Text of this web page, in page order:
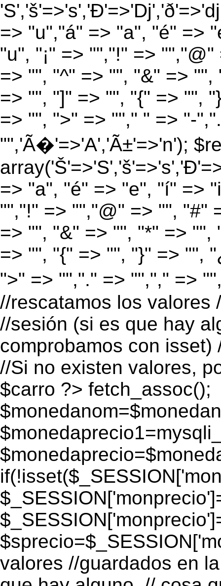
=> "u","á" => "a", "é" =>
"u", "¡" => "","!" =>
=> "", "^" => "", "&" =>
=> "", "]" => "", "{" => "",
=> "", ">" => ""," " => "-
"",'Ã�'=>'A','Ã±'=>'n');
=> "a", "é" => "e", "í" =>
"","!" => "","@" => "", "#"
=> "", "&" => "", "*" =>
=> "", "{" => "", "}" => "",
">" => "","." => "","," =>
//rescatamos los valores
//sesión (si es que hay
comprobamos con
//Si no existen valores,
$carro ?> fetch_assoc();
valores //guardados en